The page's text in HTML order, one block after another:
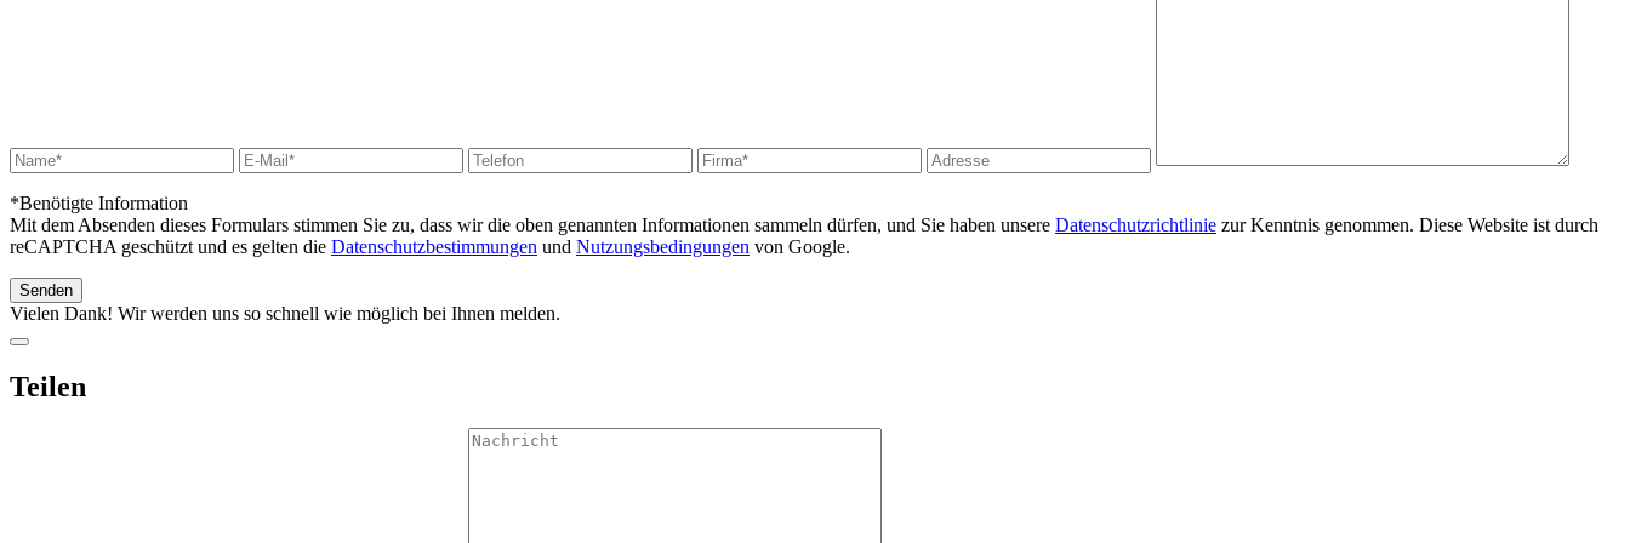
*Benötigte Information
Mit dem Absenden dieses Formulars stimmen Sie zu, dass wir die oben genannten Informationen sammeln dürfen, und Sie haben unsere Datenschutzrichtlinie zur Kenntnis genommen. Diese Website ist durch
reCAPTCHA geschützt und es gelten die Datenschutzbestimmungen und Nutzungsbedingungen von Google.
Vielen Dank! Wir werden uns so schnell wie möglich bei Ihnen melden.
Teilen